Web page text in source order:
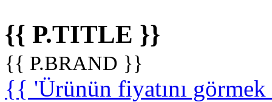
{{ P.TITLE }}
{{ P.BRAND }}
{{ 'Ürünün fiyatını